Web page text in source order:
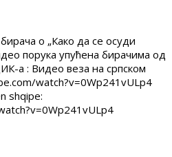
о „Како да се осуди
порука упућена бирачима од
а : Видео веза на српском
watch?v=0Wp241vULp4
shqipe: